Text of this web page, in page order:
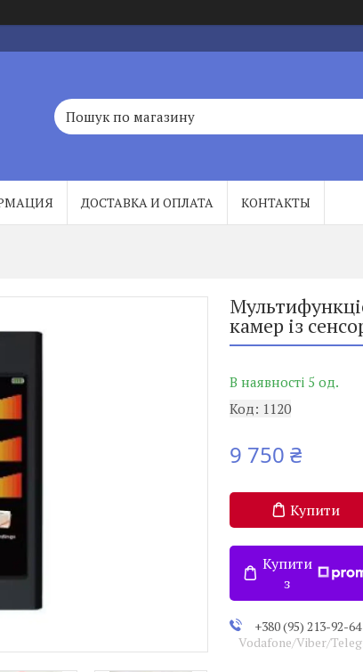
ДОСТАВКА И ОПЛАТА КОНТАКТЫ
камер із
В наявності 5 од.
Код: 1120
9 750 ₴
Купити
Купити
з
+380 (95) 213-92-64
Vodafone/Viber/